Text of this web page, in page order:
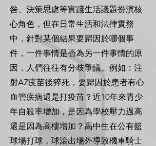
咎、決策思慮等實踐生活議題扮演核
心角色，但在日常生活和法律實務
中，針對某個結果要歸因於哪個事
件，一件事情是否為另一件事情的原
因，人們往往有分歧爭議。例如：注
射AZ疫苗後猝死，要歸因於患者有心
血管疾病還是打疫苗？近10年來青少
年自殺率增加，是因為學校壓力過高
還是因為高樓增加？高中生在公有籃
球場打球，球滾出場外導致機車騎士